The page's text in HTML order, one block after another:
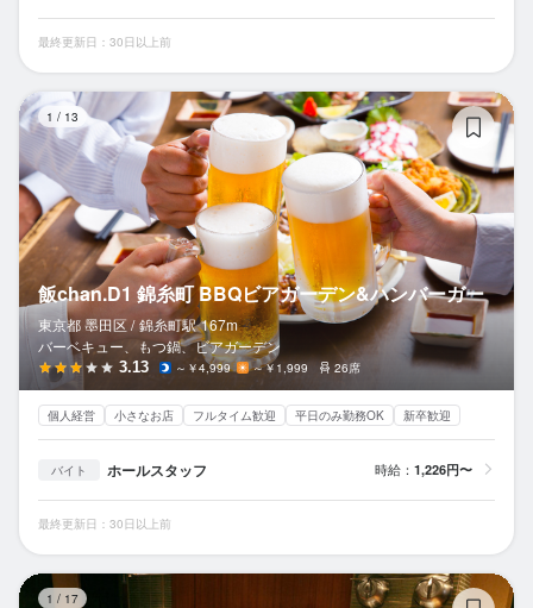
最終更新日：30日以上前
1 / 13
飯chan.D1 錦糸町 BBQビアガーデン&ハンバーガー
東京都 墨田区 / 錦糸町駅 167m
バーベキュー、もつ鍋、ビアガーデン
3.13 ～￥4,999 ～￥1,999 26席
個人経営 小さなお店 フルタイム歓迎 平日のみ勤務OK 新卒歓迎
バイト ホールスタッフ 時給： 1,226円〜
最終更新日：30日以上前
1 / 17